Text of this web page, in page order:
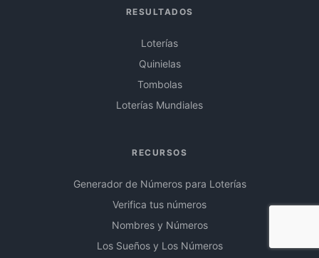
RESULTADOS
Loterías
Quinielas
Tombolas
Loterías Mundiales
RECURSOS
Generador de Números para Loterías
Verifica tus números
Nombres y Números
Los Sueños y Los Números